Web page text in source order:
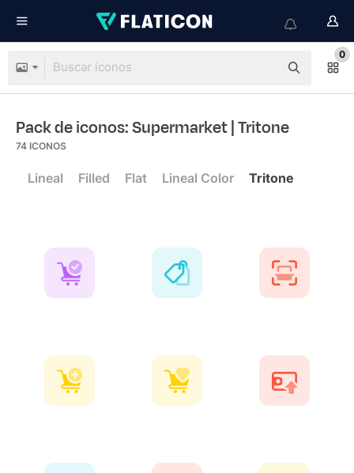
0
Pack de iconos: Supermarket| Tritone
74 ICONOS
Lineal Filled Flat Lineal Color Tritone